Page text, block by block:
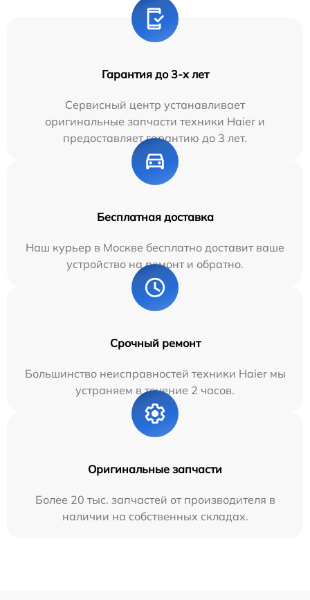
Гарантия до 3-х лет
Сервисный центр устанавливает
оригинальные запчасти техники Haier и
предоставляет гарантию до 3 лет.
Бесплатная доставка
Наш курьер в Москве бесплатно доставит ваше
устройство на ремонт и обратно.
Срочный ремонт
Большинство неисправностей техники Haier мы
устраняем в течение 2 часов.
Оригинальные запчасти
Более 20 тыс. запчастей от производителя в
наличии на собственных складах.